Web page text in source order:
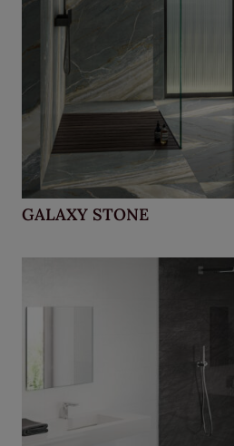
GALAXY STONE